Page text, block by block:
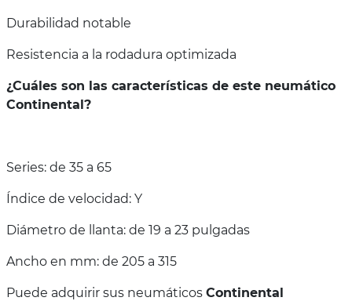
Durabilidad notable
Resistencia a la rodadura optimizada
¿Cuáles son las características de este neumático
Continental?
Series: de 35 a 65
Índice de velocidad: Y
Diámetro de llanta: de 19 a 23 pulgadas
Ancho en mm: de 205 a 315
Puede adquirir sus neumáticos Continental